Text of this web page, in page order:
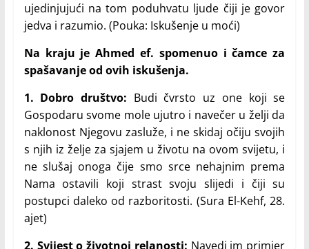
ujedinjujući na tom poduhvatu ljude čiji je govor
jedva i razumio. (Pouka: Iskušenje u moći)
Na kraju je Ahmed ef. spomenuo i čamce za
spašavanje od ovih iskušenja.
1. Dobro društvo: Budi čvrsto uz one koji se
Gospodaru svome mole ujutro i navečer u želji da
naklonost Njegovu zasluže, i ne skidaj očiju svojih
s njih iz želje za sjajem u životu na ovom svijetu, i
ne slušaj onoga čije smo srce nehajnim prema
Nama ostavili koji strast svoju slijedi i čiji su
postupci daleko od razboritosti. (Sura El-Kehf, 28.
ajet)
2. Svijest o životnoj relanosti: Navedi im primjer